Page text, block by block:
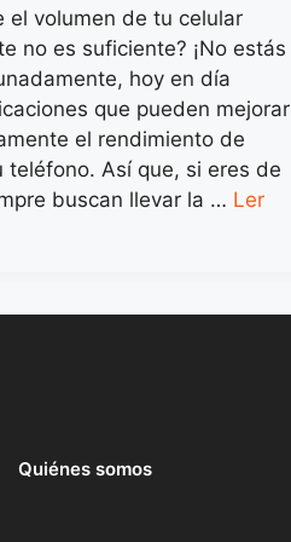
el volumen de tu celular
no es suficiente? ¡No estás
hoy en día
que pueden mejorar
el rendimiento de
teléfono. Así que, si eres de
buscan llevar la … Ler
Quiénes somos